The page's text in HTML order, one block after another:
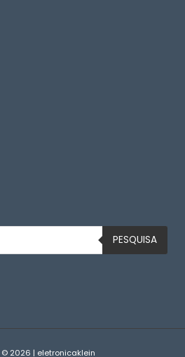
PESQUISA
2026 | eletronicaklein